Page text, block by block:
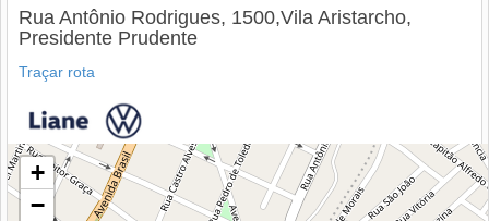
Rua Antônio Rodrigues, 1500,Vila Aristarcho,
Presidente Prudente
Traçar rota
+
−